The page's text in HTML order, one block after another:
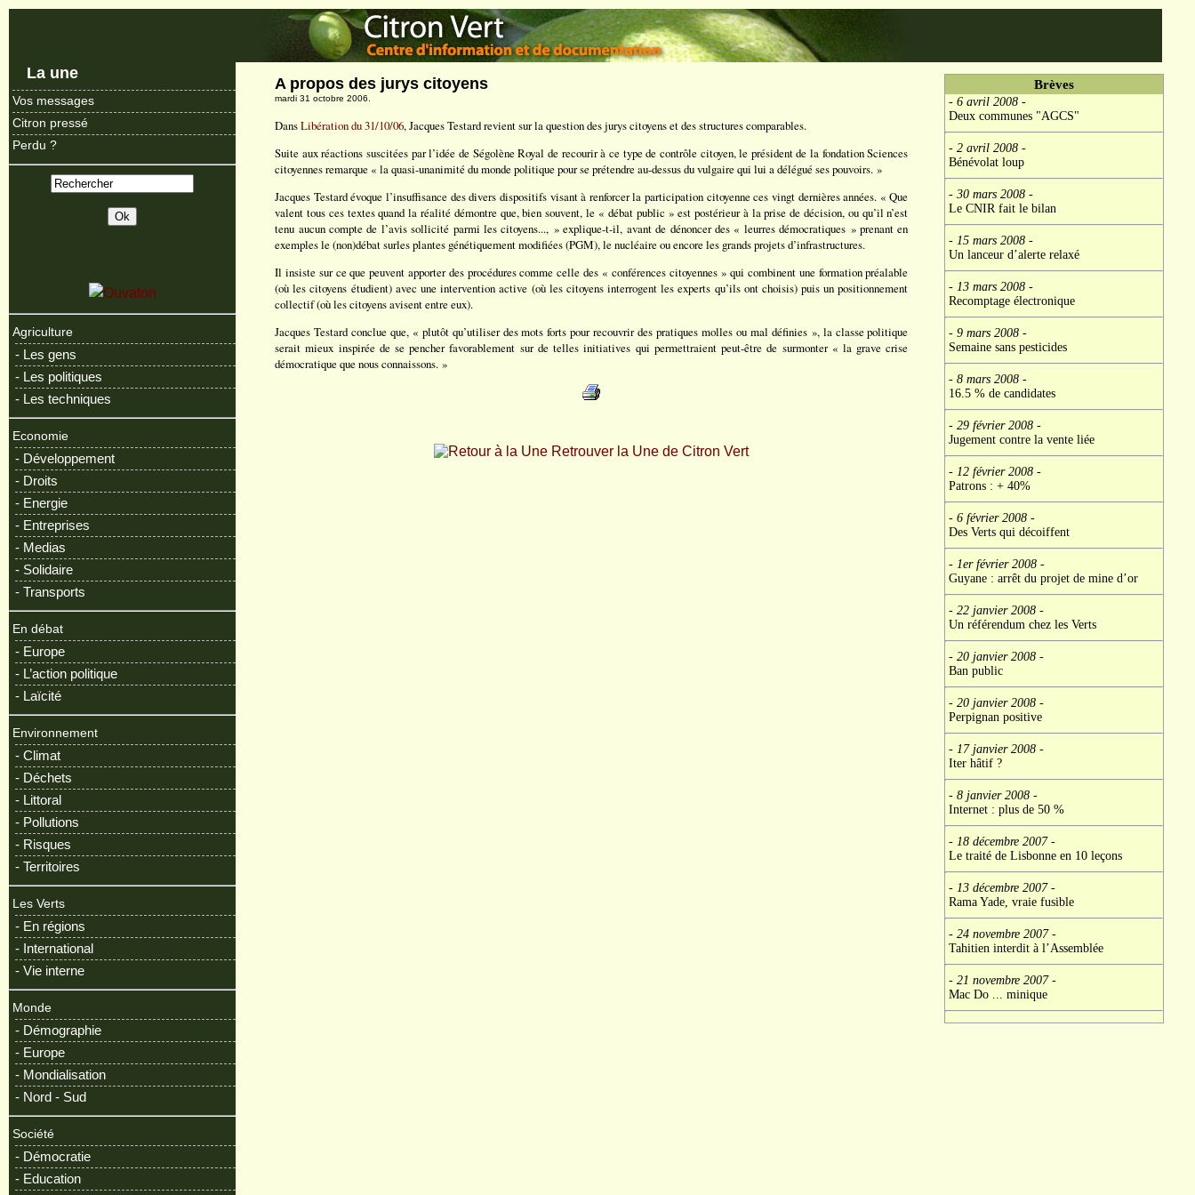
La une
Vos messages
Citron pressé
Perdu ?
Agriculture
- Les gens
- Les politiques
- Les techniques
Economie
- Développement
- Droits
- Energie
- Entreprises
- Medias
- Solidaire
- Transports
En débat
- Europe
- L’action politique
- Laïcité
Environnement
- Climat
- Déchets
- Littoral
- Pollutions
- Risques
- Territoires
Les Verts
- En régions
- International
- Vie interne
Monde
- Démographie
- Europe
- Mondialisation
- Nord - Sud
Société
- Démocratie
- Education
A propos des jurys citoyens
mardi 31 octobre 2006.
DansLibération du 31/10/06, Jacques Testard revient sur la question des jurys citoyens et des structures comparables.
Suite aux réactions suscitées par l’idée de Ségolène Royal de recourir à ce type de contrôle citoyen, le président de la fondation Sciences
citoyennes remarque « la quasi-unanimité du monde politique pour se prétendre au-dessus du vulgaire qui lui a délégué ses pouvoirs. »
Jacques Testard évoque l’insuffisance des divers dispositifs visant à renforcer la participation citoyenne ces vingt dernières années. « Que
valent tous ces textes quand la réalité démontre que, bien souvent, le « débat public » est postérieur à la prise de décision, ou qu’il n’est
tenu aucun compte de l’avis sollicité parmi les citoyens..., » explique-t-il, avant de dénoncer des « leurres démocratiques » prenant en
exemples le (non)débat surles plantes génétiquement modifiées (PGM), le nucléaire ou encore les grands projets d’infrastructures.
Il insiste sur ce que peuvent apporter des procédures comme celle des « conférences citoyennes » qui combinent une formation préalable
(où les citoyens étudient) avec une intervention active (où les citoyens interrogent les experts qu’ils ont choisis) puis un positionnement
collectif (où les citoyens avisent entre eux).
Jacques Testard conclue que, « plutôt qu’utiliser des mots forts pour recouvrir des pratiques molles ou mal définies », la classe politique
serait mieux inspirée de se pencher favorablement sur de telles initiatives qui permettraient peut-être de surmonter « la grave crise
démocratique que nous connaissons. »
Retrouver la Une de Citron Vert
Brèves
- 6 avril 2008-
Deux communes "AGCS"
- 2 avril 2008-
Bénévolat loup
- 30 mars 2008-
Le CNIR fait le bilan
- 15 mars 2008-
Un lanceur d’alerte relaxé
- 13 mars 2008-
Recomptage électronique
- 9 mars 2008-
Semaine sans pesticides
- 8 mars 2008-
16.5 % de candidates
- 29 février 2008-
Jugement contre la vente liée
- 12 février 2008-
Patrons : + 40%
- 6 février 2008-
Des Verts qui décoiffent
- 1er février 2008-
Guyane : arrêt du projet de mine d’or
- 22 janvier 2008-
Un référendum chez les Verts
- 20 janvier 2008-
Ban public
- 20 janvier 2008-
Perpignan positive
- 17 janvier 2008-
Iter hâtif ?
- 8 janvier 2008-
Internet : plus de 50 %
- 18 décembre 2007-
Le traité de Lisbonne en 10 leçons
- 13 décembre 2007-
Rama Yade, vraie fusible
- 24 novembre 2007-
Tahitien interdit à l’Assemblée
- 21 novembre 2007-
Mac Do ... minique